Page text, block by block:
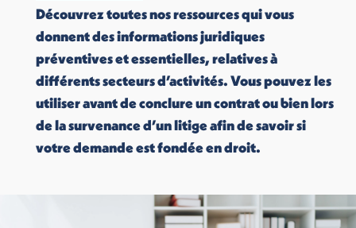
Découvrez toutes nos ressources qui vous
donnent des informations juridiques
préventives et essentielles, relatives à
différents secteurs d’activités. Vous pouvez les
utiliser avant de conclure un contrat ou bien lors
de la survenance d’un litige afin de savoir si
votre demande est fondée en droit.